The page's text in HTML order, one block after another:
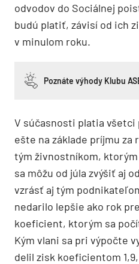
odvodov do Sociálnej
budú platiť, závisí od ich
v minulom roku.
Poznáte výhody Klubu
V súčasnosti platia
ešte na základe príjmu za
tým živnostníkom,
sa môžu od júla zvýšiť aj
vzrásť aj tým
nedarilo lepšie ako rok
koeficient, ktorým sa
Kým vlani sa pri výpočte
delil zisk koeficientom